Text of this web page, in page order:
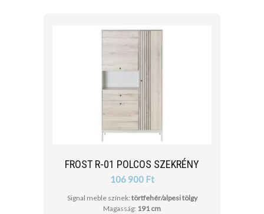
FROST R-01 POLCOS SZEKRÉNY
106 900 Ft
Signal meble színek: törtfehér/alpesi tölgy
Magasság: 191 cm